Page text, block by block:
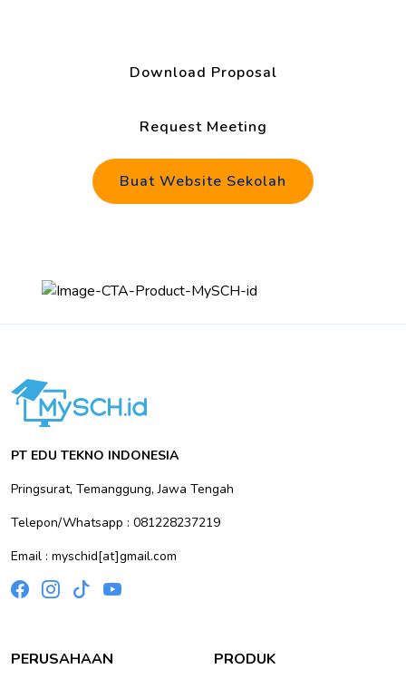
Download Proposal
Request Meeting
Buat Website Sekolah
PT EDU TEKNO INDONESIA
Pringsurat, Temanggung, Jawa Tengah
Telepon/Whatsapp : 081228237219
Email : myschid[at]gmail.com
PERUSAHAAN PRODUK